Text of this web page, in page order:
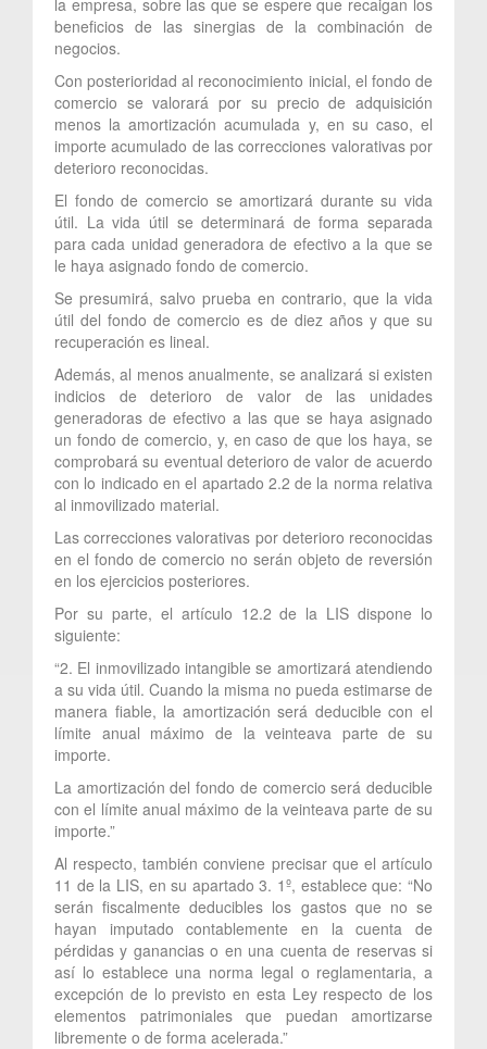
beneficios de las sinergias de la combinación de
negocios.
Con posterioridad al reconocimiento inicial, el fondo de
comercio se valorará por su precio de adquisición
menos la amortización acumulada y, en su caso, el
importe acumulado de las correcciones valorativas por
deterioro reconocidas.
El fondo de comercio se amortizará durante su vida
útil. La vida útil se determinará de forma separada
para cada unidad generadora de efectivo a la que se
le haya asignado fondo de comercio.
Se presumirá, salvo prueba en contrario, que la vida
útil del fondo de comercio es de diez años y que su
recuperación es lineal.
Además, al menos anualmente, se analizará si existen
indicios de deterioro de valor de las unidades
generadoras de efectivo a las que se haya asignado
un fondo de comercio, y, en caso de que los haya, se
comprobará su eventual deterioro de valor de acuerdo
con lo indicado en el apartado 2.2 de la norma relativa
al inmovilizado material.
Las correcciones valorativas por deterioro reconocidas
en el fondo de comercio no serán objeto de reversión
en los ejercicios posteriores.
Por su parte, el artículo 12.2 de la LIS dispone lo
siguiente:
“2. El inmovilizado intangible se amortizará atendiendo
a su vida útil. Cuando la misma no pueda estimarse de
manera fiable, la amortización será deducible con el
límite anual máximo de la veinteava parte de su
importe.
La amortización del fondo de comercio será deducible
con el límite anual máximo de la veinteava parte de su
importe.”
Al respecto, también conviene precisar que el artículo
11 de la LIS, en su apartado 3. 1º, establece que: “No
serán fiscalmente deducibles los gastos que no se
hayan imputado contablemente en la cuenta de
pérdidas y ganancias o en una cuenta de reservas si
así lo establece una norma legal o reglamentaria, a
excepción de lo previsto en esta Ley respecto de los
elementos patrimoniales que puedan amortizarse
libremente o de forma acelerada.”